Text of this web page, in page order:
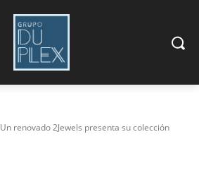
Un renovado 2Jewels presenta su colección